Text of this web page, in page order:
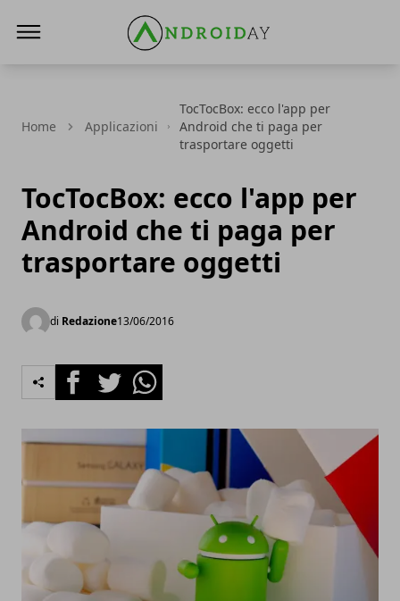
Home Applicazioni
TocTocBox: ecco l'app per
Android che ti paga per
trasportare oggetti
TocTocBox: ecco l'app per
Android che ti paga per
trasportare oggetti
di Redazione13/06/2016
FacebookTwitterWhatsapp